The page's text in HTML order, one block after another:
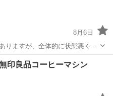
8月6日
りますが、全体的に状態悪くな
ません。 値下げ不可です。 今
～
ットネス、トレーニング
印良品コーヒーマシン